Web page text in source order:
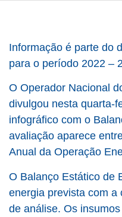
Informação é parte do
para o período 2022 –
O Operador Nacional
divulgou nesta quarta-
infográfico com o
avaliação aparece
Anual da Operação
O Balanço Estático de
energia prevista com a
de análise. Os